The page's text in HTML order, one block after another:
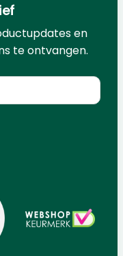
en
te ontvangen.